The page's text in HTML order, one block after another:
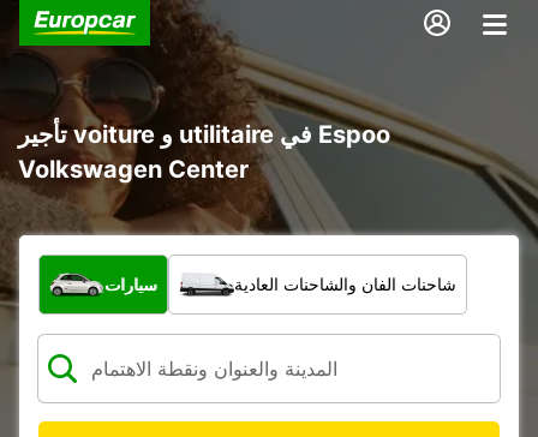
تأجير voiture و utilitaire في Espoo
Volkswagen Center
ما نوع المركبة؟
سيارات شاحنات الفان والشاحنات العادية